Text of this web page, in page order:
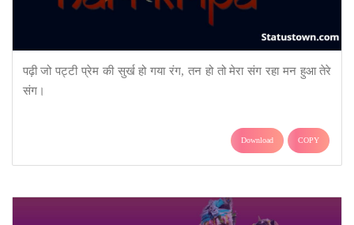
पढ़ी जो पट्टी प्रेम की सुर्ख हो गया रंग, तन हो तो मेरा संग रहा मन हुआ तेरे
संग।
Download COPY